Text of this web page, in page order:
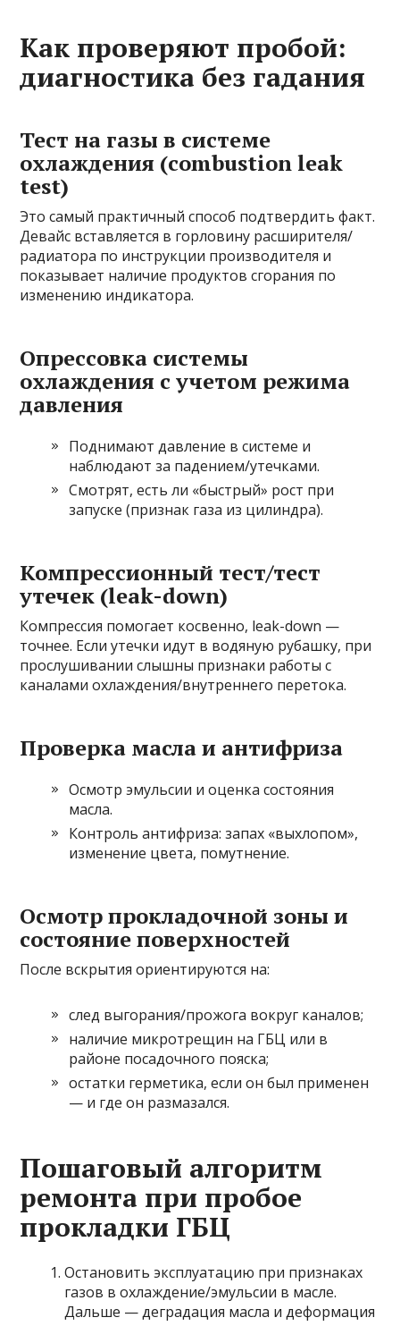
Как проверяют пробой:
диагностика без гадания
Тест на газы в системе
охлаждения (combustion leak
test)
Это самый практичный способ подтвердить факт.
Девайс вставляется в горловину расширителя/
радиатора по инструкции производителя и
показывает наличие продуктов сгорания по
изменению индикатора.
Опрессовка системы
охлаждения с учетом режима
давления
Поднимают давление в системе и
наблюдают за падением/утечками.
Смотрят, есть ли «быстрый» рост при
запуске (признак газа из цилиндра).
Компрессионный тест/тест
утечек (leak-down)
Компрессия помогает косвенно, leak-down —
точнее. Если утечки идут в водяную рубашку, при
прослушивании слышны признаки работы с
каналами охлаждения/внутреннего перетока.
Проверка масла и антифриза
Осмотр эмульсии и оценка состояния
масла.
Контроль антифриза: запах «выхлопом»,
изменение цвета, помутнение.
Осмотр прокладочной зоны и
состояние поверхностей
После вскрытия ориентируются на:
след выгорания/прожога вокруг каналов;
наличие микротрещин на ГБЦ или в
районе посадочного пояска;
остатки герметика, если он был применен
— и где он размазался.
Пошаговый алгоритм
ремонта при пробое
прокладки ГБЦ
Остановить эксплуатацию при признаках
газов в охлаждение/эмульсии в масле.
Дальше — деградация масла и деформация